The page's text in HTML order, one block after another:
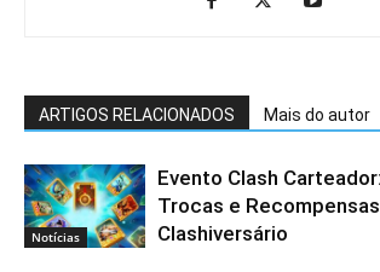
ARTIGOS RELACIONADOS Mais do autor
Notícias
Evento Clash
Trocas e
Clashiversário